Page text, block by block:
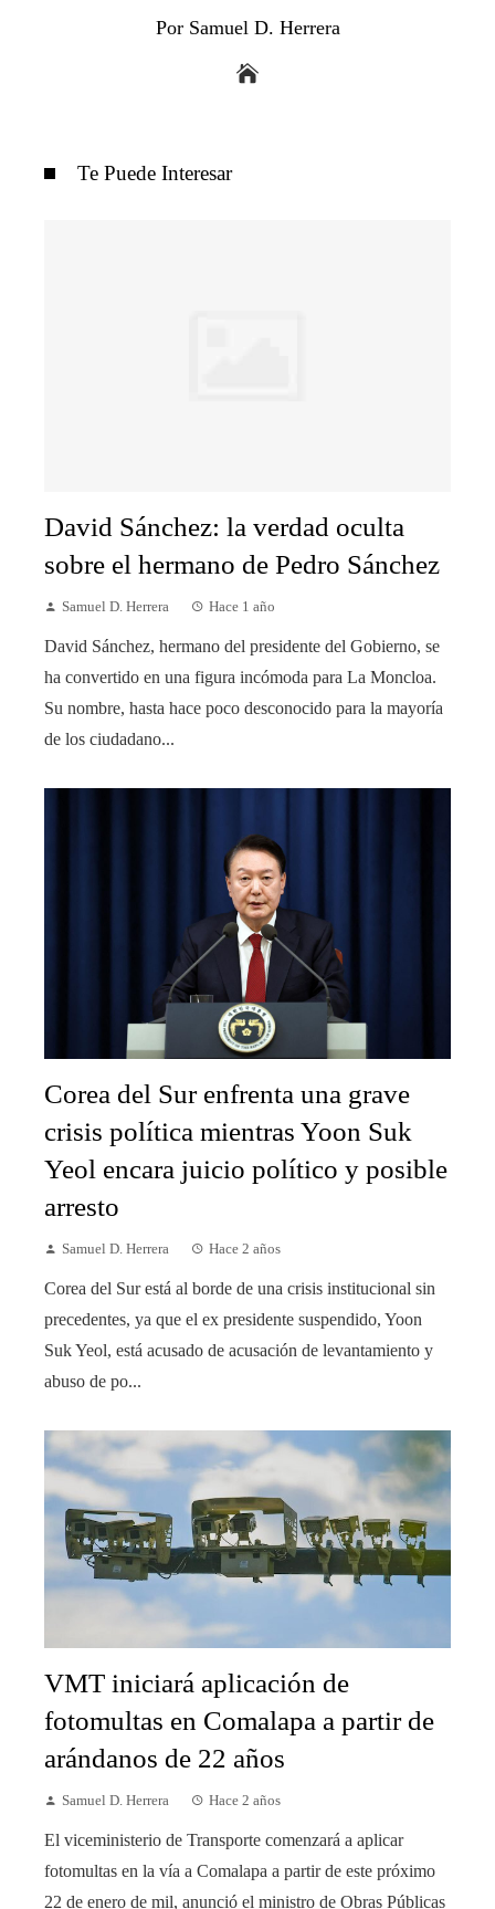
Por Samuel D. Herrera
Te Puede Interesar
David Sánchez: la verdad oculta
sobre el hermano de Pedro Sánchez
Samuel D. Herrera Hace 1 año
David Sánchez, hermano del presidente del Gobierno, se
ha convertido en una figura incómoda para La Moncloa.
Su nombre, hasta hace poco desconocido para la mayoría
de los ciudadano...
Corea del Sur enfrenta una grave
crisis política mientras Yoon Suk
Yeol encara juicio político y posible
arresto
Samuel D. Herrera Hace 2 años
Corea del Sur está al borde de una crisis institucional sin
precedentes, ya que el ex presidente suspendido, Yoon
Suk Yeol, está acusado de acusación de levantamiento y
abuso de po...
VMT iniciará aplicación de
fotomultas en Comalapa a partir de
arándanos de 22 años
Samuel D. Herrera Hace 2 años
El viceministerio de Transporte comenzará a aplicar
fotomultas en la vía a Comalapa a partir de este próximo
22 de enero de mil, anunció el ministro de Obras Públicas